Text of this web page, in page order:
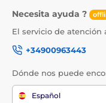
Necesita ayuda ?
El servicio de
+34900963443
Dónde nos puede
Español